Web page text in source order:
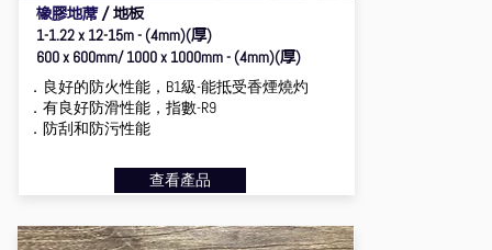
橡膠地蓆／地板
1-1.22 x 12-15m - (4mm)(厚)
600 x 600mm/ 1000 x 1000mm - (4mm)(厚)
．良好的防火性能，B1級-能抵受香煙燒灼
．有良好防滑性能，指數-R9
．防刮和防污性能
查看產品